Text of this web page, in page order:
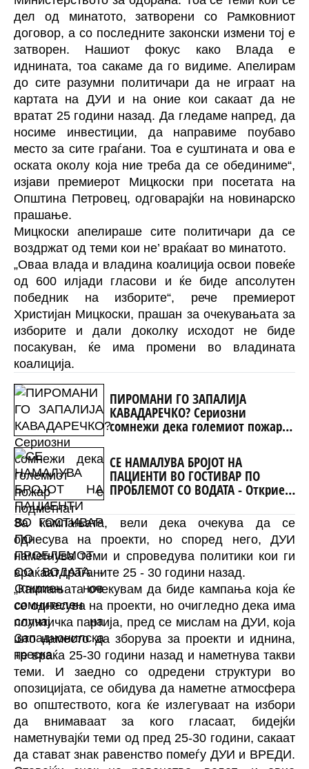
дел од минатото, затворени со Рамковниот
договор, а со последните законски измени тој е
затворен. Нашиот фокус како Влада е
иднината, тоа сакаме да го видиме. Апелирам
до сите разумни политичари да не играат на
картата на ДУИ и на оние кои сакаат да не
вратат 25 години назад. Да гледаме напред, да
носиме инвестиции, да направиме поубаво
место за сите граѓани. Тоа е суштината и ова е
оската околу која ние треба да се обединиме“,
изјави премиерот Мицкоски при посетата на
Општина Петровец, одговарајќи на новинарско
прашање.
Мицкоски апелираше сите политичари да се
воздржат од теми кои не’ враќаат во минатото.
„Оваа влада и владина коалиција освои повеќе
од 600 илјади гласови и ќе биде апсолутен
победник на изборите“, рече премиерот
Христијан Мицкоски, прашан за очекувањата за
изборите и дали доколку исходот не биде
посакуван, ќе има промени во владината
коалиција.
ПИРОМАНИ ГО ЗАПАЛИЈА
КАВАДАРЕЧКО? Сериозни
сомнежи дека големиот пожар е
СЕ НАМАЛУВА БРОЈОТ НА
ПАЦИЕНТИ ВО ГОСТИВАР ПО
ПРОБЛЕМОТ СО ВОДАТА - Откриен
Западнонилска треска
За кампањата, вели дека очекува да се
однесува на проекти, но според него, ДУИ
наметнува теми и спроведува политики кои ги
враќаат граѓаните 25 - 30 години назад.
„Кампањата очекувам да биде кампања која ќе
се однесува на проекти, но очигледно дека има
политичка партија, пред се мислам на ДУИ, која
што наместо да зборува за проекти и иднина,
не враќа 25-30 години назад и наметнува такви
теми. И заедно со одредени структури во
опозицијата, се обидува да наметне атмосфера
во општеството, кога ќе излегуваат на избори
да внимаваат за кого гласаат, бидејќи
наметнувајќи теми од пред 25-30 години, сакаат
да стават знак равенство помеѓу ДУИ и ВРЕДИ.